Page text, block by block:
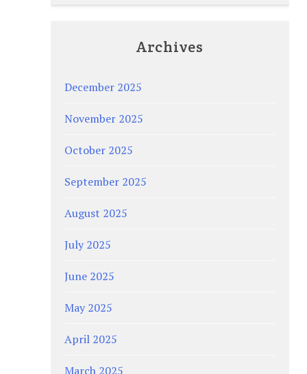
Archives
December 2025
November 2025
October 2025
September 2025
August 2025
July 2025
June 2025
May 2025
April 2025
March 2025